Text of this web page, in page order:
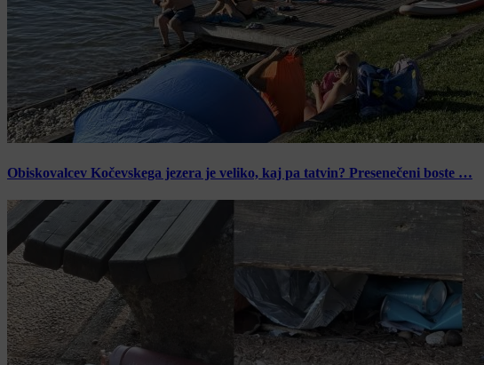
Obiskovalcev Kočevskega jezera je veliko, kaj pa tatvin? Presenečeni boste …